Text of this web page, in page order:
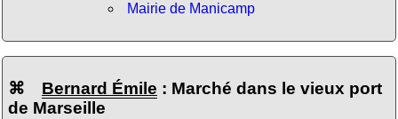
Mairie de Manicamp
⌘ Bernard Émile : Marché dans le vieux port
de Marseille